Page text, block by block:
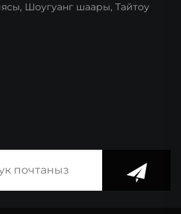
Шоугуанг шаары, Тайтоу